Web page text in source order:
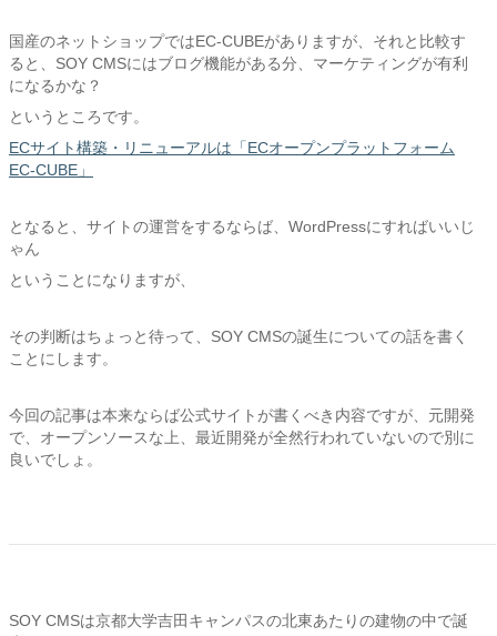
国産のネットショップではEC-CUBEがありますが、それと比較す
ると、SOY CMSにはブログ機能がある分、マーケティングが有利
になるかな？
というところです。
ECサイト構築・リニューアルは「ECオープンプラットフォーム
EC-CUBE」
となると、サイトの運営をするならば、WordPressにすればいいじ
ゃん
ということになりますが、
その判断はちょっと待って、SOY CMSの誕生についての話を書く
ことにします。
今回の記事は本来ならば公式サイトが書くべき内容ですが、元開発
で、オープンソースな上、最近開発が全然行われていないので別に
良いでしょ。
SOY CMSは京都大学吉田キャンパスの北東あたりの建物の中で誕